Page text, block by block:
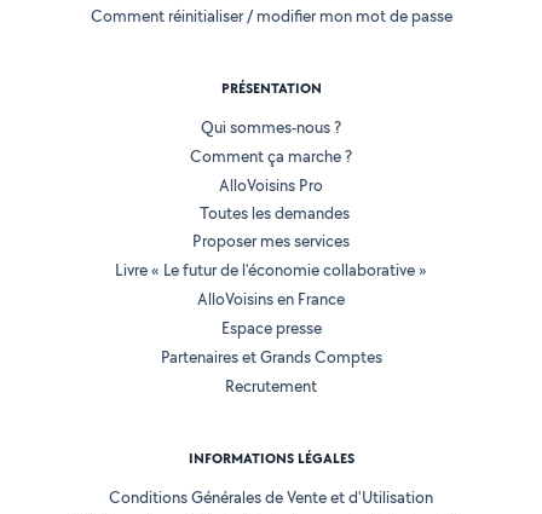
Comment réinitialiser / modifier mon mot de passe
PRÉSENTATION
Qui sommes-nous ?
Comment ça marche ?
AlloVoisins Pro
Toutes les demandes
Proposer mes services
Livre « Le futur de l'économie collaborative »
AlloVoisins en France
Espace presse
Partenaires et Grands Comptes
Recrutement
INFORMATIONS LÉGALES
Conditions Générales de Vente et d'Utilisation